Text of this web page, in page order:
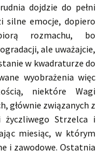
dojdzie do pełni
silne emocje, dopiero
rozmachu, bo
ale uważajcie,
w kwadraturze do
wyobrażenia więc
niektóre Wagi
głównie związanych z
życzliwego Strzelca i
miesiąc, w którym
i zawodowe. Ostatnia